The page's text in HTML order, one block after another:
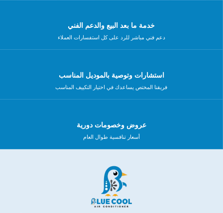
خدمة ما بعد البيع والدعم الفني
دعم فني مباشر للرد على كل استفسارات العملاء
استشارات وتوصية بالموديل المناسب
فريقنا المختص يساعدك في اختيار التكييف المناسب
عروض وخصومات دورية
أسعار تنافسية طوال العام